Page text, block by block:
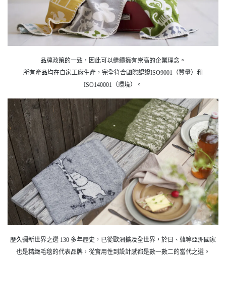
品牌政策的一致，因此可以繼續擁有崇高的企業理念。
所有產品均在自家工廠生產，完全符合國際認證ISO9001（質量）和
ISO140001（環境）。
歷久彌新世界之選 130 多年歷史，已從歐洲擴及全世界，於日、韓等亞洲國家
也是精緻毛毯的代表品牌，從實用性到設計感都是數一數二的當代之選。